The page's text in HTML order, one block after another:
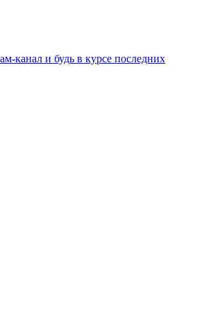
канал и будь в курсе последних